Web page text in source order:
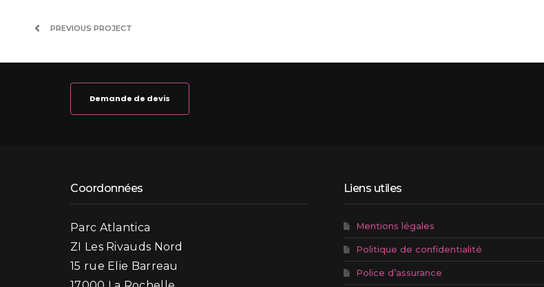
PREVIOUS PROJECT
Demande de devis
Coordonnées
Parc Atlantica
ZI Les Rivauds Nord
15 rue Elie Barreau
Liens utiles
Mentions légales
Politique de confidentialité
Police d’assurance